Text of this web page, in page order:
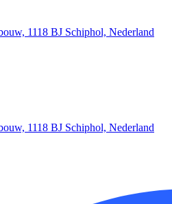
1118 BJ Schiphol, Nederland
1118 BJ Schiphol, Nederland